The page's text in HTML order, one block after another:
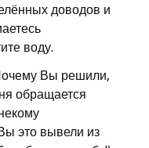
доводов и
воду.
Вы решили,
обращается
это вывели из